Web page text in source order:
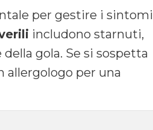
per gestire i sintomi
includono starnuti,
gola. Se si sospetta
allergologo per una